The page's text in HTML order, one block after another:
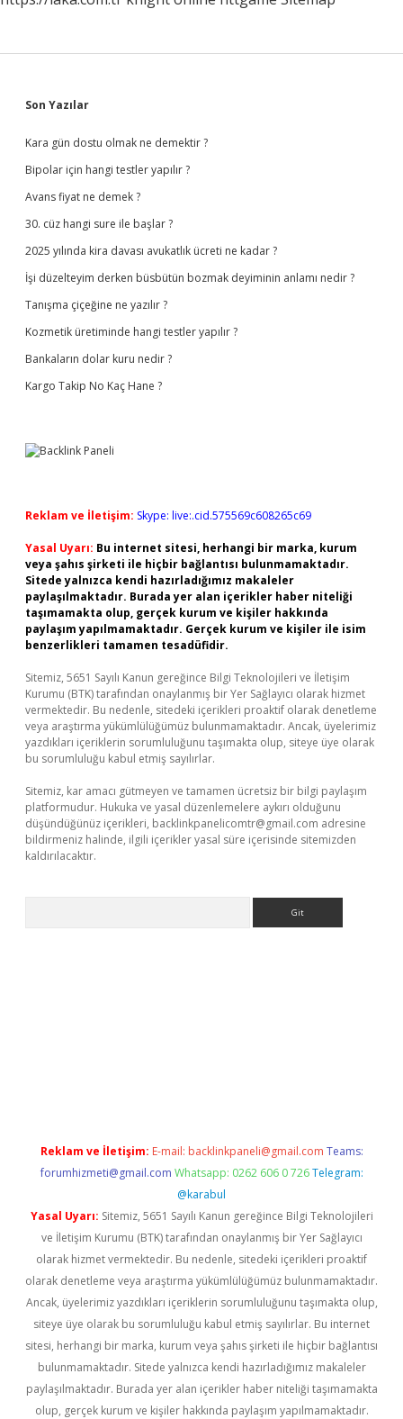
Sidebar
Son Yazılar
Kara gün dostu olmak ne demektir ?
Bipolar için hangi testler yapılır ?
Avans fiyat ne demek ?
30. cüz hangi sure ile başlar ?
2025 yılında kira davası avukatlık ücreti ne kadar ?
İşi düzelteyim derken büsbütün bozmak deyiminin anlamı nedir ?
Tanışma çiçeğine ne yazılır ?
Kozmetik üretiminde hangi testler yapılır ?
Bankaların dolar kuru nedir ?
Kargo Takip No Kaç Hane ?
Reklam ve İletişim: Skype: live:.cid.575569c608265c69
Yasal Uyarı: Bu internet sitesi, herhangi bir marka, kurum
veya şahıs şirketi ile hiçbir bağlantısı bulunmamaktadır.
Sitede yalnızca kendi hazırladığımız makaleler
paylaşılmaktadır. Burada yer alan içerikler haber niteliği
taşımamakta olup, gerçek kurum ve kişiler hakkında
paylaşım yapılmamaktadır. Gerçek kurum ve kişiler ile isim
benzerlikleri tamamen tesadüfidir.
Sitemiz, 5651 Sayılı Kanun gereğince Bilgi Teknolojileri ve İletişim
Kurumu (BTK) tarafından onaylanmış bir Yer Sağlayıcı olarak hizmet
vermektedir. Bu nedenle, sitedeki içerikleri proaktif olarak denetleme
veya araştırma yükümlülüğümüz bulunmamaktadır. Ancak, üyelerimiz
yazdıkları içeriklerin sorumluluğunu taşımakta olup, siteye üye olarak
bu sorumluluğu kabul etmiş sayılırlar.
Sitemiz, kar amacı gütmeyen ve tamamen ücretsiz bir bilgi paylaşım
platformudur. Hukuka ve yasal düzenlemelere aykırı olduğunu
düşündüğünüz içerikleri, backlinkpanelicomtr@gmail.com adresine
bildirmeniz halinde, ilgili içerikler yasal süre içerisinde sitemizden
kaldırılacaktır.
Reklam ve İletişim: E-mail: backlinkpaneli@gmail.com Teams:
forumhizmeti@gmail.com Whatsapp: 0262 606 0 726 Telegram:
@karabul
Yasal Uyarı: Sitemiz, 5651 Sayılı Kanun gereğince Bilgi Teknolojileri
ve İletişim Kurumu (BTK) tarafından onaylanmış bir Yer Sağlayıcı
olarak hizmet vermektedir. Bu nedenle, sitedeki içerikleri proaktif
olarak denetleme veya araştırma yükümlülüğümüz bulunmamaktadır.
Ancak, üyelerimiz yazdıkları içeriklerin sorumluluğunu taşımakta olup,
siteye üye olarak bu sorumluluğu kabul etmiş sayılırlar. Bu internet
sitesi, herhangi bir marka, kurum veya şahıs şirketi ile hiçbir bağlantısı
bulunmamaktadır. Sitede yalnızca kendi hazırladığımız makaleler
paylaşılmaktadır. Burada yer alan içerikler haber niteliği taşımamakta
olup, gerçek kurum ve kişiler hakkında paylaşım yapılmamaktadır.